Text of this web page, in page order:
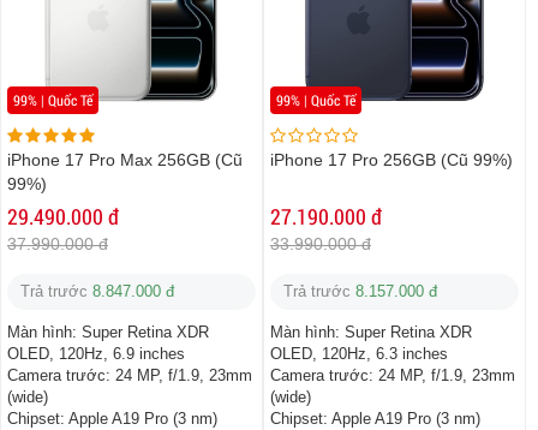
99% | Quốc Tế
iPhone 17 Pro Max 256GB (Cũ
99%)
29.490.000 đ
37.990.000 đ
Trả trước 8.847.000 đ
Màn hình: Super Retina XDR
OLED, 120Hz, 6.9 inches
Camera trước: 24 MP, f/1.9, 23mm
(wide)
Chipset: Apple A19 Pro (3 nm)
99% | Quốc Tế
iPhone 17 Pro 256GB (Cũ 99%)
27.190.000 đ
33.990.000 đ
Trả trước 8.157.000 đ
Màn hình: Super Retina XDR
OLED, 120Hz, 6.3 inches
Camera trước: 24 MP, f/1.9, 23mm
(wide)
Chipset: Apple A19 Pro (3 nm)